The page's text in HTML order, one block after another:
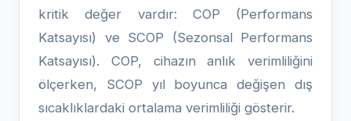
kritik değer vardır: COP (Performans
Katsayısı) ve SCOP (Sezonsal Performans
Katsayısı). COP, cihazın anlık verimliliğini
ölçerken, SCOP yıl boyunca değişen dış
sıcaklıklardaki ortalama verimliliği gösterir.